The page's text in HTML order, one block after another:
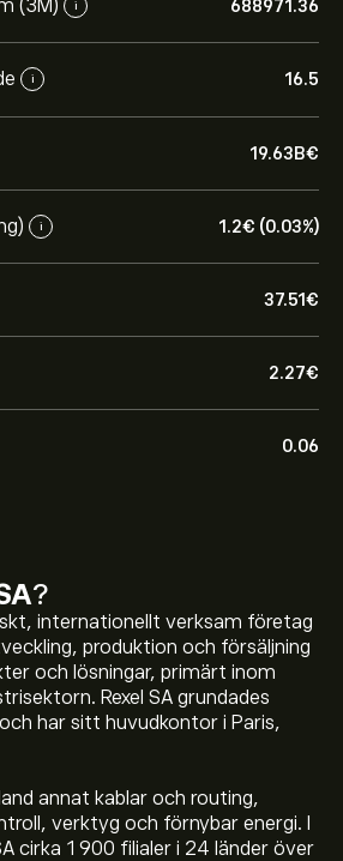
(3M) i 688971.36
i 16.5
19.63B‎€‎
i 1.2‎€‎ (0.03%)
37.51‎€‎
2.27‎€‎
0.06
?
internationellt verksam företag
produktion och försäljning
och lösningar, primärt inom
Rexel SA grundades
har sitt huvudkontor i Paris,
annat kablar och routing,
verktyg och förnybar energi. I
cirka 1 900 filialer i 24 länder över